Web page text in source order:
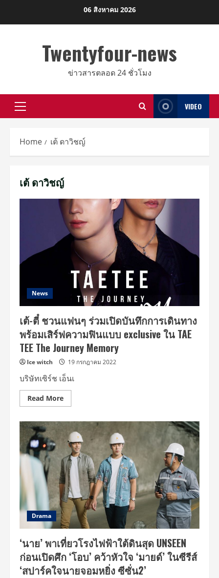
06 สิงหาคม 2026
Twentyfour-news
ข่าวสารตลอด 24 ชั่วโมง
Primary
VIDEO
Home เต้ ดาวิชญ์
เต้ ดาวิชญ์
News
เต้-ตี๋ ชวนแฟนๆ ร่วมเปิดบันทึกการเดินทาง
พร้อมเสิร์ฟความฟินแบบ exclusive ใน TAE
TEE The Journey Memory
Ice witch 19 กรกฎาคม 2022
บริษัทเซิร์ช เอ็นเ
Read MoreRead
more
ชวน
แฟนๆ
ร่วม
เปิด
บันทึก
การ
เดิน
ทาง
พร้อม
เสิร์ฟ
ความ
ฟิน
แบบ
exclusive
ใน
TAE
TEE
The
Journey
Memory
Drama
‘นาย’ พาเที่ยวโรงไฟฟ้าใต้ดินสุด UNSEEN
ก่อนเปิดศึก ‘โอบ’ คว้าหัวใจ ‘มายด์’ ในซีรีส์
‘สปาร์คใจนายจอมหยิ่ง ซีซั่น2’